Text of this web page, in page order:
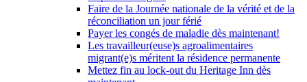
Faire de la Journée nationale de la vérité et de la
réconciliation un jour férié
Payer les congés de maladie dès maintenant!
Les travailleur(euse)s agroalimentaires
migrant(e)s méritent la résidence permanente
Mettez fin au lock-out du Heritage Inn dès